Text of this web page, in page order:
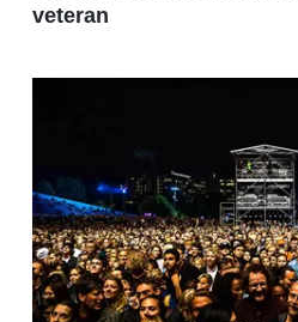
veteran